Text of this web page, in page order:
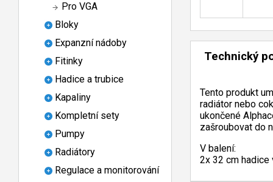
Pro VGA
Bloky
Expanzní nádoby
Fitinky
Hadice a trubice
Kapaliny
Kompletní sety
Pumpy
Radiátory
Regulace a monitorování
Technický
Tento produkt
radiátor nebo
ukončené
zašroubovat do
V balení:
2x 32 cm hadice